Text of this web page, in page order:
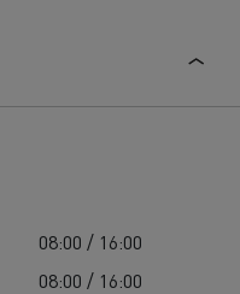
08:00 / 16:00
08:00 / 16:00